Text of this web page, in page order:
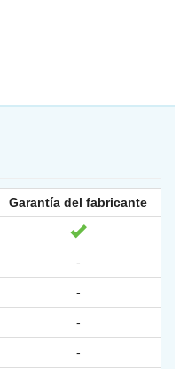
Garantía del fabricante
-
-
-
-